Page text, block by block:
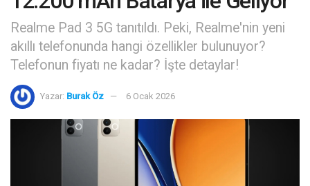
Realme Pad 3 5G tanıtıldı. Peki, Realme'nin yeni
akıllı telefonunda hangi özellikler bulunuyor?
Telefonun fiyatı ne kadar? İşte detaylar!
Yazar: Burak Öz 6 Ocak 2026